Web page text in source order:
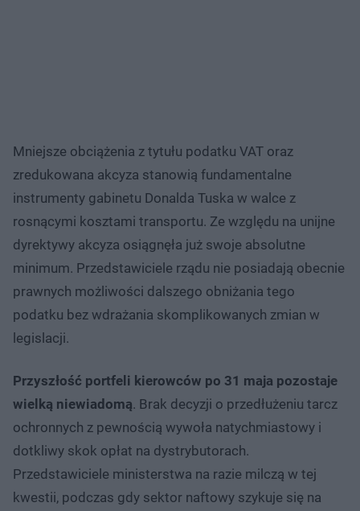
Mniejsze obciążenia z tytułu podatku VAT oraz
zredukowana akcyza stanowią fundamentalne
instrumenty gabinetu Donalda Tuska w walce z
rosnącymi kosztami transportu. Ze względu na unijne
dyrektywy akcyza osiągnęła już swoje absolutne
minimum. Przedstawiciele rządu nie posiadają obecnie
prawnych możliwości dalszego obniżania tego
podatku bez wdrażania skomplikowanych zmian w
legislacji.
Przyszłość portfeli kierowców po 31 maja pozostaje
wielką niewiadomą. Brak decyzji o przedłużeniu tarcz
ochronnych z pewnością wywoła natychmiastowy i
dotkliwy skok opłat na dystrybutorach.
Przedstawiciele ministerstwa na razie milczą w tej
kwestii, podczas gdy sektor naftowy szykuje się na